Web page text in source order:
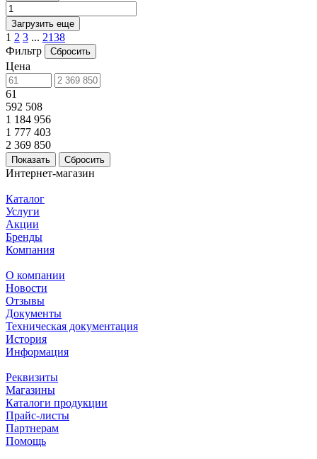
Загрузить еще
1 2 3 ... 2138
Фильтр
Сбросить
Цена
61
592 508
1 184 956
1 777 403
2 369 850
Сбросить
Интернет-магазин
Каталог
Услуги
Акции
Бренды
Компания
О компании
Новости
Отзывы
Документы
Техническая документация
История
Информация
Реквизиты
Магазины
Каталоги продукции
Прайс-листы
Партнерам
Помощь